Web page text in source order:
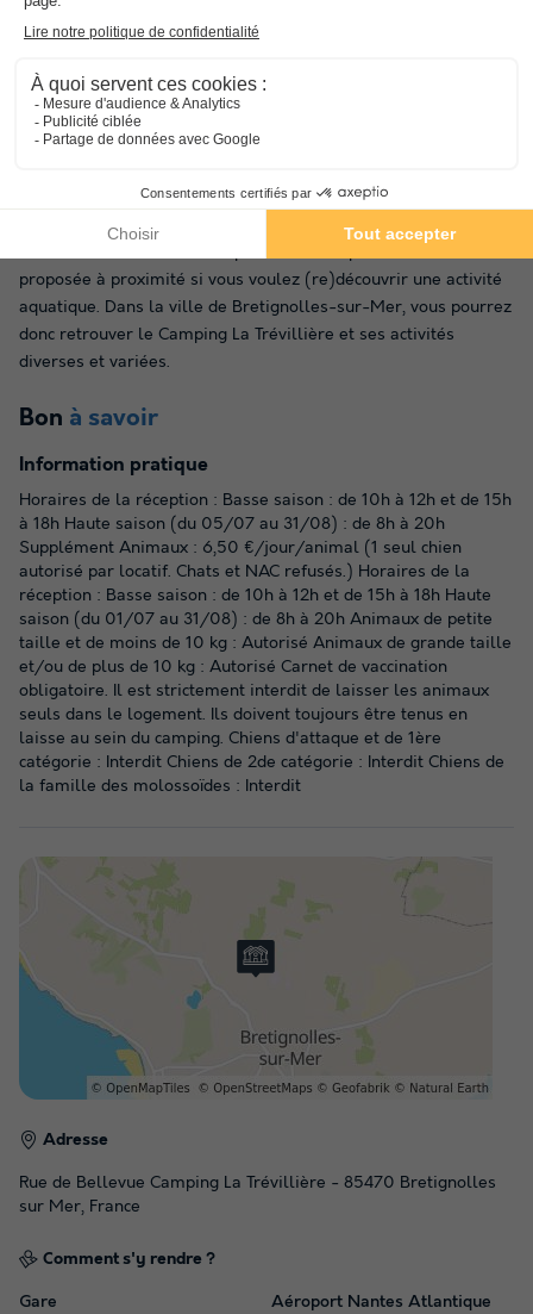
Basé
ce camping vous permettra sans nul doute de profiter des
voyage. Une myriade d'activités sont à portée de main autour
du camping, près del'Atlantique
kilomètres de là, vous trouverez notamment une piste
destination des plus sportifs, un golf, un terrain multisport et
un mini-golf, présents en dehors du domaine, pourront leur
proposée à proximité si vous voulez (re)découvrir une activité
aquatique. Dans la ville de Bretignolles-sur-Mer, vous pourrez
donc retrouver le Camping La Trévillière et ses activités
diverses et variées.
Bon à savoir
Information pratique
Horaires de la réception : Basse saison : de 10h à 12h et de 15h
à 18h Haute saison (du 05/07 au 31/08) : de 8h à 20h
Supplément Animaux : 6,50 €/jour/animal (1 seul chien
autorisé par locatif. Chats et NAC refusés.) Horaires de la
réception : Basse saison : de 10h à 12h et de 15h à 18h Haute
saison (du 01/07 au 31/08) : de 8h à 20h Animaux de petite
taille et de moins de 10 kg : Autorisé Animaux de grande taille
et/ou de plus de 10 kg : Autorisé Carnet de vaccination
obligatoire. Il est strictement interdit de laisser les animaux
seuls dans le logement. Ils doivent toujours être tenus en
laisse au sein du camping. Chiens d'attaque et de 1ère
catégorie : Interdit Chiens de 2de catégorie : Interdit Chiens de
la famille des molossoïdes : Interdit
Adresse
Rue de Bellevue Camping La Trévillière - 85470 Bretignolles
sur Mer, France
Comment s'y rendre ?
Gare
Aéroport Nantes Atlantique